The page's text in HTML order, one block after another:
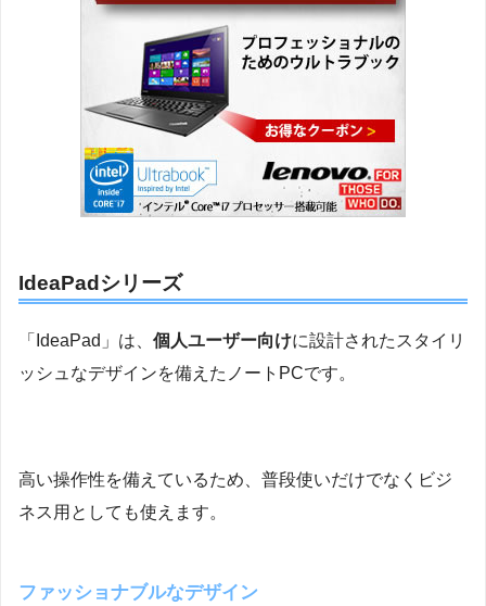
IdeaPadシリーズ
「IdeaPad」は、 個人ユーザー向けに設計されたスタイリ
ッシュなデザインを備えたノートPCです。
高い操作性を備えているため、普段使いだけでなくビジ
ネス用としても使えます。
ファッショナブルなデザイン